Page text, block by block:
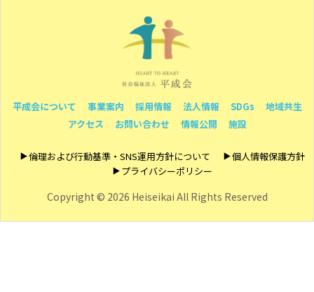
平成会について 事業案内 採用情報 法人情報 SDGs
地域共生
アクセス
お問い合わせ 情報公開 施設
倫理および行動基準・SNS運用方針について
個人情報保護方針
プライバシーポリシー
Copyright © 2026 Heiseikai All Rights Reserved